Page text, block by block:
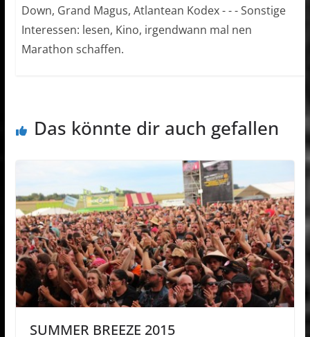
Down, Grand Magus, Atlantean Kodex - - - Sonstige
Interessen: lesen, Kino, irgendwann mal nen
Marathon schaffen.
Das könnte dir auch gefallen
SUMMER BREEZE 2015